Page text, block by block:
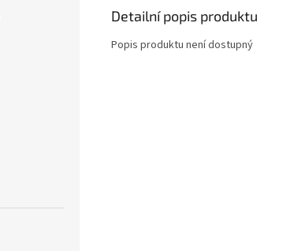
Detailní popis produktu
Popis produktu není dostupný